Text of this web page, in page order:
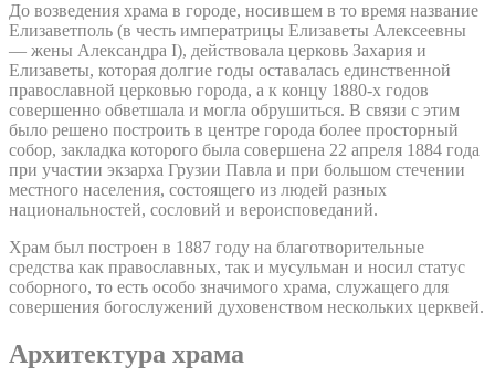
До возведения храма в городе, носившем в то время название
Елизаветполь (в честь императрицы Елизаветы Алексеевны
— жены Александра I), действовала церковь Захария и
Елизаветы, которая долгие годы оставалась единственной
православной церковью города, а к концу 1880-х годов
совершенно обветшала и могла обрушиться. В связи с этим
было решено построить в центре города более просторный
собор, закладка которого была совершена 22 апреля 1884 года
при участии экзарха Грузии Павла и при большом стечении
местного населения, состоящего из людей разных
национальностей, сословий и вероисповеданий.
Храм был построен в 1887 году на благотворительные
средства как православных, так и мусульман и носил статус
соборного, то есть особо значимого храма, служащего для
совершения богослужений духовенством нескольких церквей.
Архитектура храма